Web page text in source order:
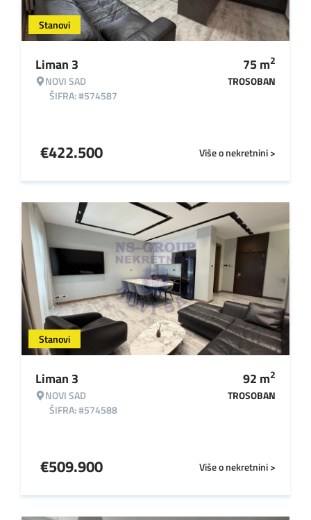
Stanovi
Liman 3
NOVI SAD
ŠIFRA: #574587
75m2
TROSOBAN
Više o nekretnini >
€422.500
Stanovi
Liman 3
NOVI SAD
ŠIFRA: #574588
92 m2
TROSOBAN
Više o nekretnini >
€509.900